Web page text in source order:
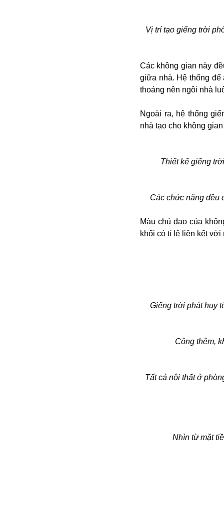
Vị trí tạo giếng trời
Các không gian này
giữa nhà. Hệ thống để
thoáng nên ngôi nhà
Ngoài ra, hệ thống
nhà tạo cho không
Thiết kế giếng
Các chức năng đều
Màu chủ đạo của
khối có tỉ lệ liên kết
Giếng trời phát huy
Cộng thêm,
Tất cả nội thất ở
Nhìn từ mặt